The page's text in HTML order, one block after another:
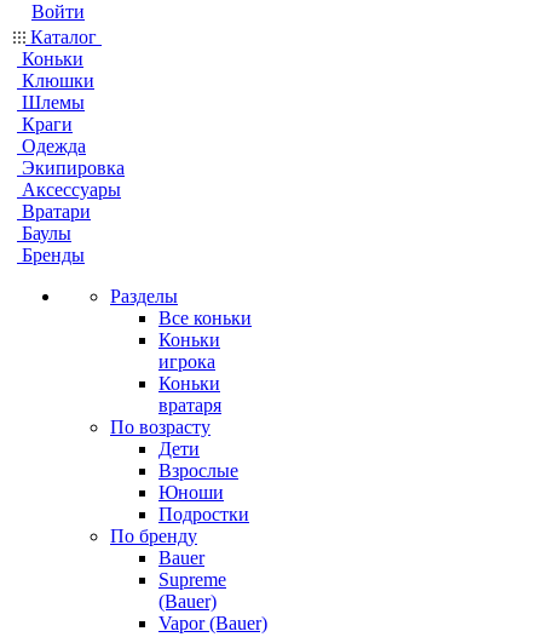
Войти
Каталог
Коньки
Клюшки
Шлемы
Краги
Одежда
Экипировка
Аксессуары
Вратари
Баулы
Бренды
Разделы
Все коньки
Коньки
игрока
Коньки
вратаря
По возрасту
Дети
Взрослые
Юноши
Подростки
По бренду
Bauer
Supreme
(Bauer)
Vapor (Bauer)